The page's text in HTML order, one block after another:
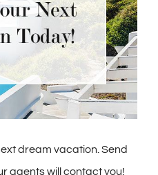
dream vacation. Send
agents will contact you!